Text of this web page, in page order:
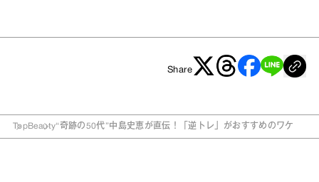
Share
TopBeauty“奇跡の50代”中島史恵が直伝！「逆トレ」がおすすめのワケ